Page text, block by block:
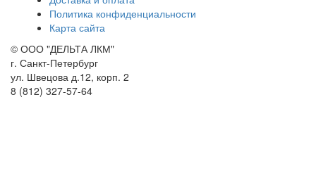
Политика конфиденциальности
Карта сайта
© ООО "ДЕЛЬТА ЛКМ"
г. Санкт-Петербург
ул. Швецова д.12, корп. 2
8 (812) 327-57-64